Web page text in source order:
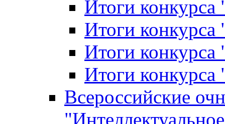
Итоги
Итоги конкурса
Итоги
Итоги
Всероссийские